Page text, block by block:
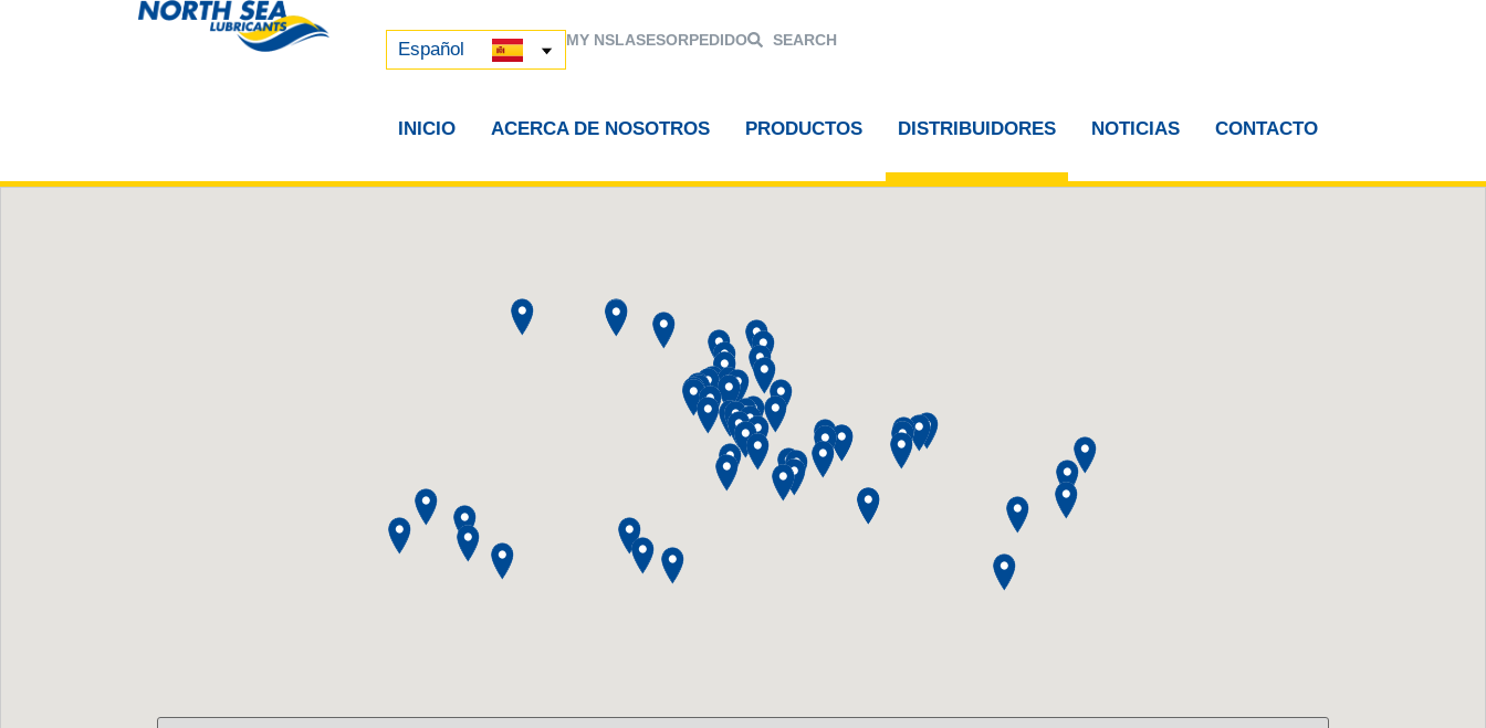
Español
中文 (中国) MY NSLASESORPEDIDO SEARCH
INICIO ACERCA DE NOSOTROS PRODUCTOS DISTRIBUIDORES NOTICIAS CONTACTO